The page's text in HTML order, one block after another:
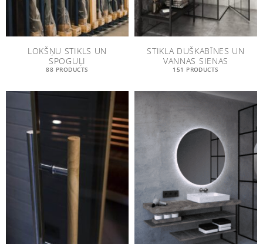
LOKŠŅU STIKLS UN
SPOGUĻI
88 PRODUCTS
STIKLA DUŠKABĪNES UN
VANNAS SIENAS
151 PRODUCTS